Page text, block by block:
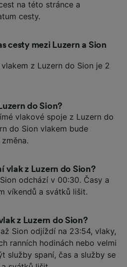
na této stránce a
cesty.
cesty mezi Luzern a Sion
z Luzern do Sion je 2
do Sion?
vlakové spoje z Luzern do
do Sion vlakem bude
vlak z Luzern do Sion?
odchází v 00:30. Časy a
víkendů a svátků lišit.
z Luzern do Sion?
Sion odjíždí na 23:54, vlaky,
ranních hodinách nebo velmi
služby spaní, čas a služby se